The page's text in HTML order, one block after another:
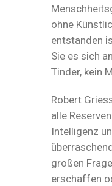
ohne
entstanden
Sie es sich
Tinder, kein
Robert
alle
Intelligenz
großen
erschaffen